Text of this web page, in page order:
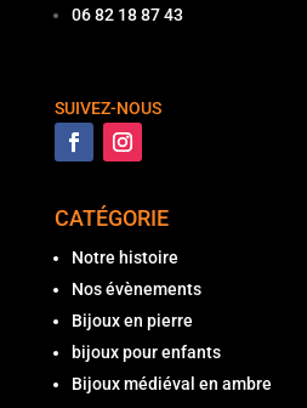
06 82 18 87 43
SUIVEZ-NOUS
CATÉGORIE
Notre histoire
Nos évènements
Bijoux en pierre
bijoux pour enfants
Bijoux médiéval en ambre